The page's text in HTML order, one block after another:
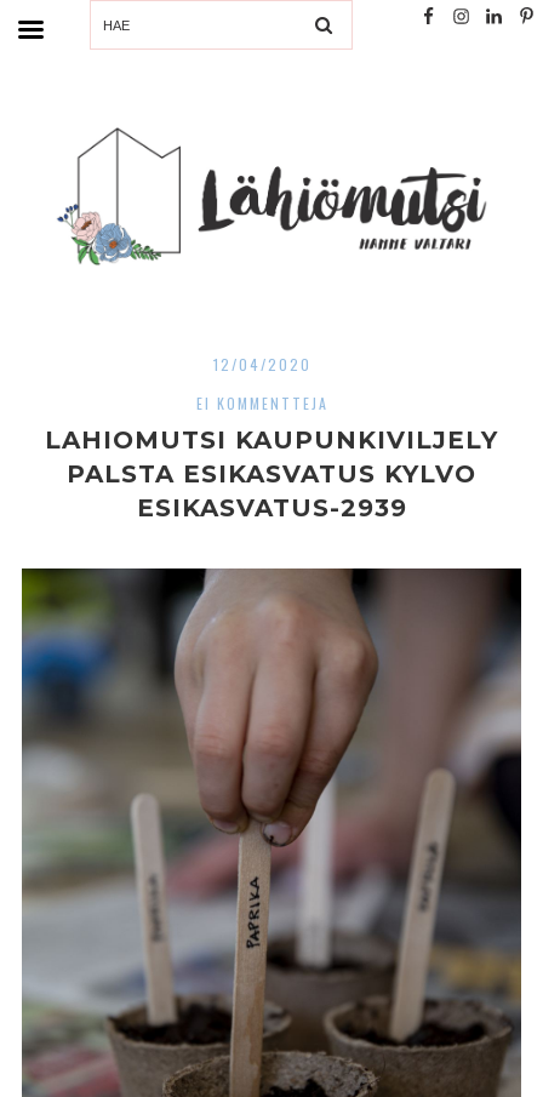
SEARCH
12/04/2020
EI KOMMENTTEJA
LAHIOMUTSI KAUPUNKIVILJELY
PALSTA ESIKASVATUS KYLVO
ESIKASVATUS-2939